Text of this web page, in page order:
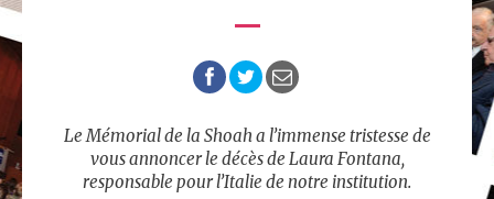
Le Mémorial de la Shoah a l’immense tristesse de
vous annoncer le décès de Laura Fontana,
responsable pour l’Italie de notre institution.